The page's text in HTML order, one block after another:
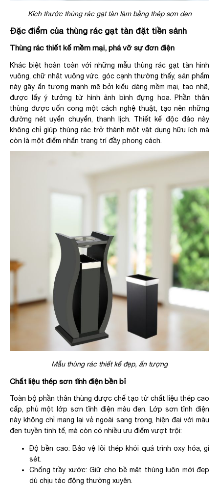
Kích thước thùng rác gạt tàn làm bằng thép sơn đen
Đặc điểm của thùng rác gạt tàn đặt tiền sảnh
Thùng rác thiết kế mềm mại, phá vỡ sự đơn điện
Khác biệt hoàn toàn với những mẫu thùng rác gạt tàn hình
vuông, chữ nhật vuông vức, góc cạnh thường thấy, sản phẩm
này gây ấn tượng mạnh mẽ bởi kiểu dáng mềm mại, tao nhã,
được lấy ý tưởng từ hình ảnh bình đựng hoa. Phần thân
thùng được uốn cong một cách nghệ thuật, tạo nên những
đường nét uyển chuyển, thanh lịch. Thiết kế độc đáo này
không chỉ giúp thùng rác trở thành một vật dụng hữu ích mà
còn là một điểm nhấn trang trí đầy phong cách.
Mẫu thùng rác thiết kế đẹp, ấn tượng
Chất liệu thép sơn tĩnh điện bền bỉ
Toàn bộ phần thân thùng được chế tạo từ chất liệu thép cao
cấp, phủ một lớp sơn tĩnh điện màu đen. Lớp sơn tĩnh điện
này không chỉ mang lại vẻ ngoài sang trọng, hiện đại với màu
đen tuyền tinh tế, mà còn có nhiều ưu điểm vượt trội:
Độ bền cao: Bảo vệ lõi thép khỏi quá trình oxy hóa, gỉ
sét.
Chống trầy xước: Giữ cho bề mặt thùng luôn mới đẹp
dù chịu tác động thường xuyên.